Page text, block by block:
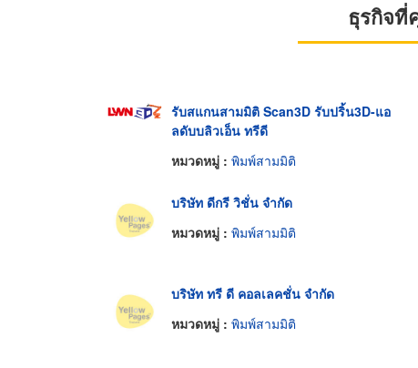
ธุรกิจที่
รับสแกนสามมิติ Scan3D รับปริ้น3D-แอ
ลดับบลิวเอ็น ทรีดี
หมวดหมู่ : พิมพ์สามมิติ
บริษัท ดีกรี วิชั่น จำกัด
หมวดหมู่ : พิมพ์สามมิติ
บริษัท ทรี ดี คอลเลคชั่น จำกัด
หมวดหมู่ : พิมพ์สามมิติ